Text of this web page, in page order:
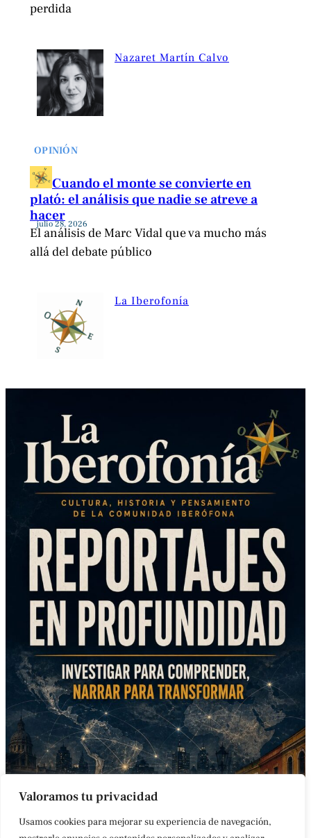
Valoramos tu privacidad
Usamos cookies para mejorar su experiencia de navegación,
perdida
Nazaret Martín Calvo
OPINIÓN
Cuando el monte se convierte en
plató: el análisis que nadie se atreve a
hacer
julio 28, 2026
El análisis de Marc Vidal que va mucho más
allá del debate público
La Iberofonía